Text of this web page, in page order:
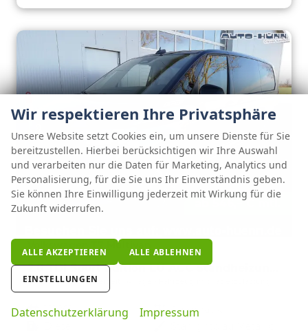
ab 546,– € mtl.
Volkswagen T7 Multivan
unverbindliche Lieferzeit:
Fahrzeugnr. 121061 Getriebe Automatik
Wir respektieren Ihre Privatsphäre
Unsere Website setzt Cookies ein, um unsere Dienste für Sie
bereitzustellen. Hierbei berücksichtigen wir Ihre Auswahl
und verarbeiten nur die Daten für Marketing, Analytics und
Personalisierung, für die Sie uns Ihr Einverständnis geben.
Sie können Ihre Einwilligung jederzeit mit Wirkung für die
Zukunft widerrufen.
ALLE AKZEPTIEREN ALLE ABLEHNEN
EINSTELLUNGEN
Datenschutzerklärung Impressum